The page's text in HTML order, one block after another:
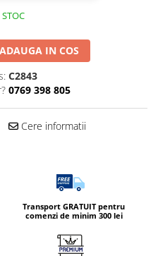
ADAUGA IN COS
C2843
0769 398 805
Cere informatii
Transport GRATUIT pentru
comenzi de minim 300 lei